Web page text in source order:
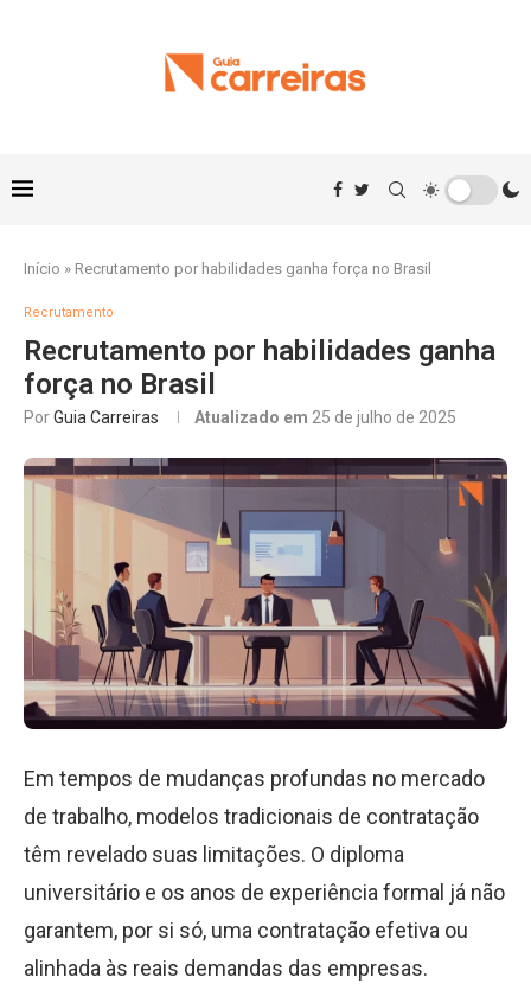
Início » Recrutamento por habilidades ganha força no Brasil
Recrutamento
Recrutamento por habilidades ganha
força no Brasil
PorGuia Carreiras Atualizado em 25 de julho de 2025
Em tempos de mudanças profundas no mercado
de trabalho, modelos tradicionais de contratação
têm revelado suas limitações. O diploma
universitário e os anos de experiência formal já não
garantem, por si só, uma contratação efetiva ou
alinhada às reais demandas das empresas.